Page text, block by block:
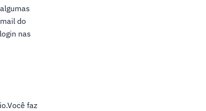
do
nas
faz